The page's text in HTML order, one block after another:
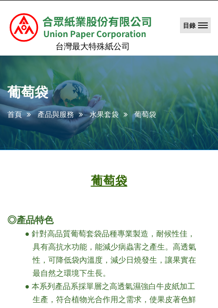
台灣最大特殊紙公司
目錄
水
紙
袋-
葡
萄
袋,
葡
萄
袋
葡萄袋
首頁 產品與服務 水果套袋 葡萄袋
葡萄袋
◎產品特色
● 針對高品質葡萄套袋品種專業製造，耐候性佳，
具有高抗水功能，能減少病蟲害之產生。高透氣
性，可降低袋內溫度，減少日燒發生，讓果實在
最自然之環境下生長。
● 本系列產品系採單層之高透氣濕強白牛皮紙加工
生產，符合植物光合作用之需求，使果皮著色鮮